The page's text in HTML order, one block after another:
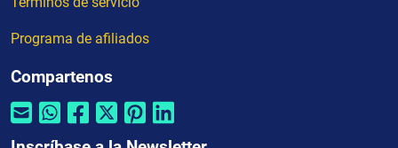
Programa de afiliados
Compartenos